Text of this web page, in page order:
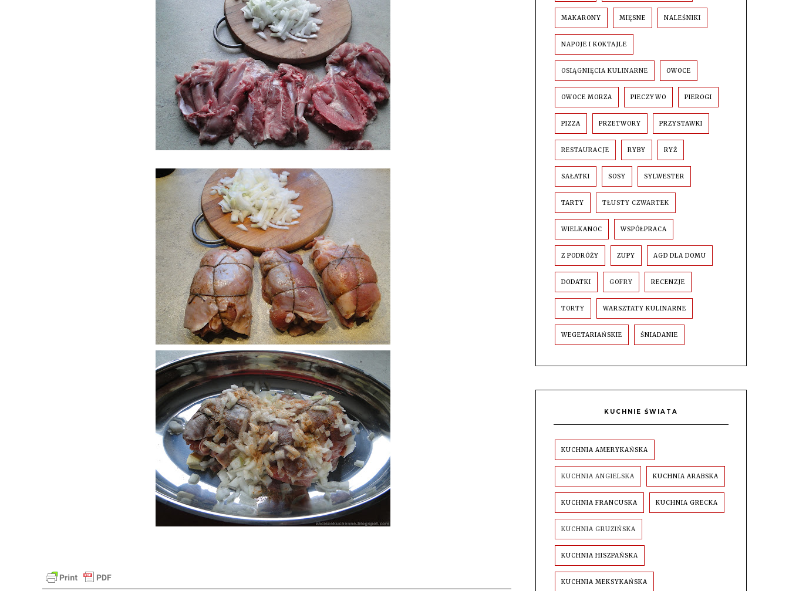
MAKARONY MIĘSNE NALEŚNIKI
NAPOJE I KOKTAJLE
OSIĄGNIĘCIA KULINARNE OWOCE
OWOCE MORZA PIECZYWO PIEROGI
PIZZA PRZETWORY PRZYSTAWKI
RESTAURACJE RYBY RYŻ
SAŁATKI SOSY SYLWESTER
TARTY TŁUSTY CZWARTEK
WIELKANOC WSPÓŁPRACA
Z PODRÓŻY ZUPY AGD DLA DOMU
DODATKI GOFRY RECENZJE
TORTY WARSZTATY KULINARNE
WEGETARIAŃSKIE ŚNIADANIE
KUCHNIE ŚWIATA
KUCHNIA AMERYKAŃSKA
KUCHNIA ANGIELSKA KUCHNIA ARABSKA
KUCHNIA FRANCUSKA KUCHNIA GRECKA
KUCHNIA GRUZIŃSKA
KUCHNIA HISZPAŃSKA
KUCHNIA MEKSYKAŃSKA